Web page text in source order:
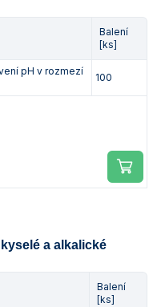
Balení
[ks]
pH v rozmezí
100
a alkalické
Balení
[ks]